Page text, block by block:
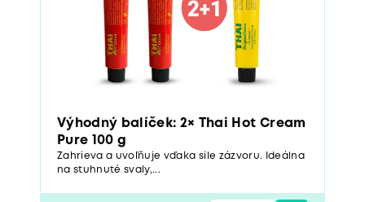
Výhodný balíček: 2× Thai Hot Cream
Pure 100 g
Zahrieva a uvoľňuje vďaka sile zázvoru. Ideálna
na stuhnuté svaly,...